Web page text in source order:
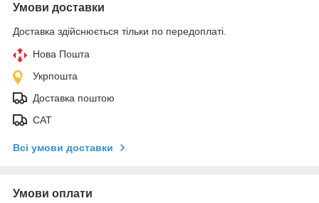
Умови доставки
Доставка здійснюється тільки по передоплаті.
Нова Пошта
Укрпошта
Доставка поштою
САТ
Всі умови доставки
Умови оплати